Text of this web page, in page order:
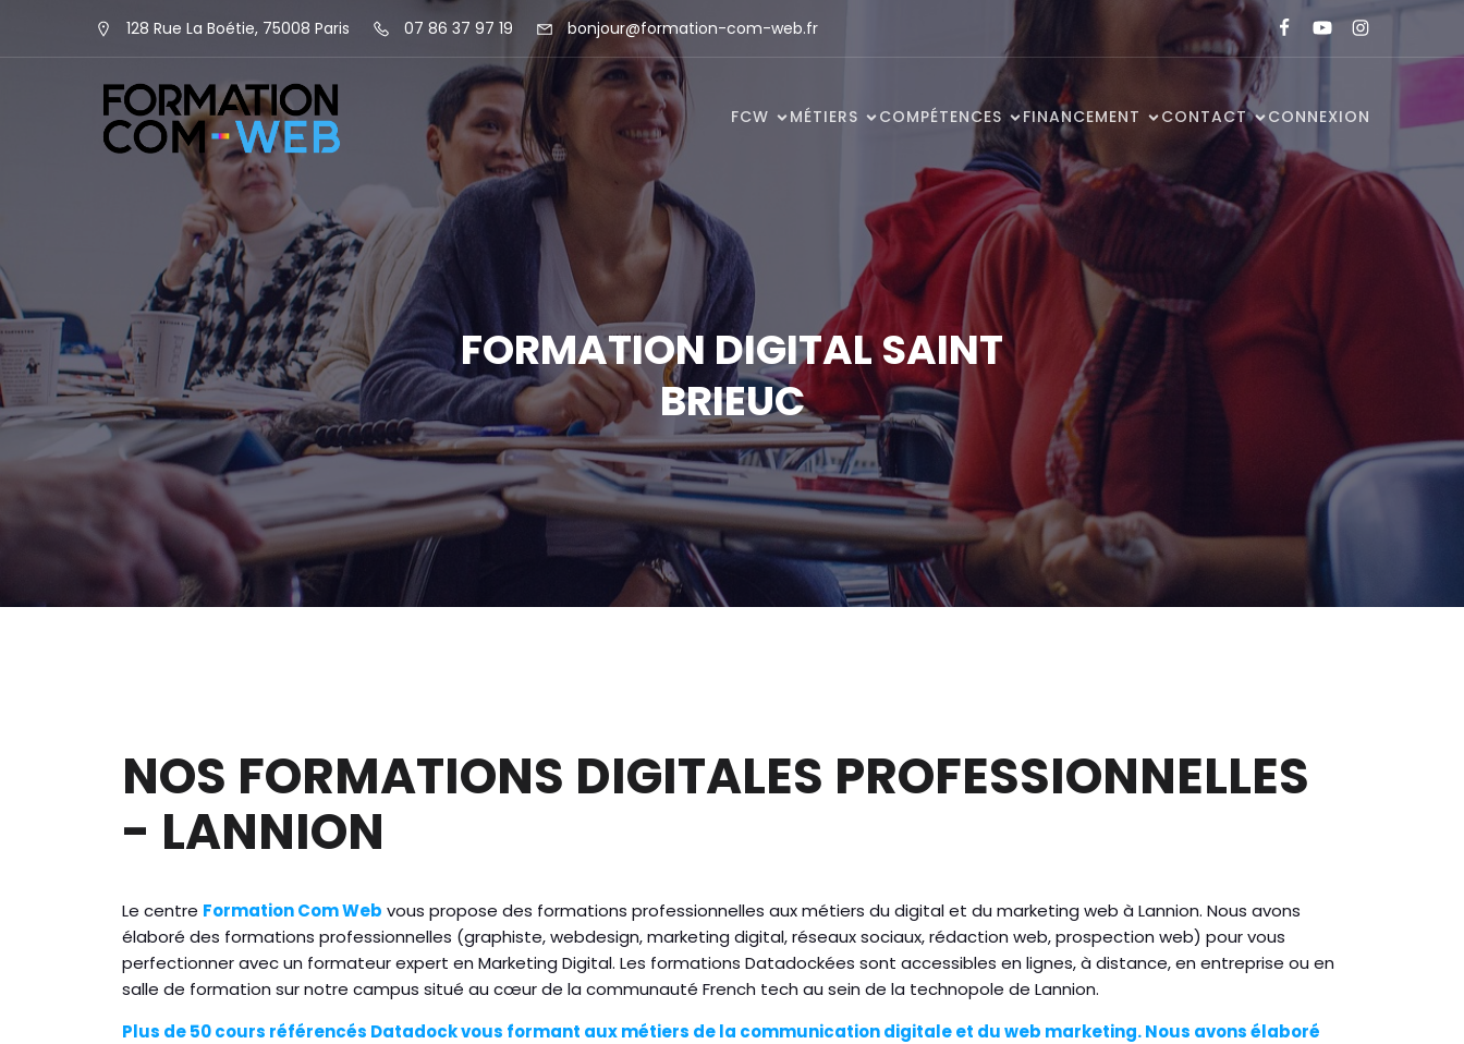
128 Rue La Boétie, 75008 Paris 07 86 37 97 19 bonjour@formation-com-web.fr
FCW MÉTIERS COMPÉTENCES FINANCEMENT CONTACT CONNEXION
FORMATION DIGITAL SAINT
BRIEUC
NOS FORMATIONS DIGITALES PROFESSIONNELLES
- LANNION
Le centre Formation Com Web vous propose des formations professionnelles aux métiers du digital et du marketing web à Lannion. Nous avons
élaboré des formations professionnelles (graphiste, webdesign, marketing digital, réseaux sociaux, rédaction web, prospection web) pour vous
perfectionner avec un formateur expert en Marketing Digital. Les formations Datadockées sont accessibles en lignes, à distance, en entreprise ou en
salle de formation sur notre campus situé au cœur de la communauté French tech au sein de la technopole de Lannion.
Plus de 50 cours référencés Datadock vous formant aux métiers de la communication digitale et du web marketing. Nous avons élaboré